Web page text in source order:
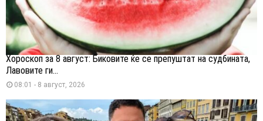
Хороскоп за 8 август: Биковите ќе се препуштат на судбината,
Лавовите ги...
08:01 - 8 август, 2026